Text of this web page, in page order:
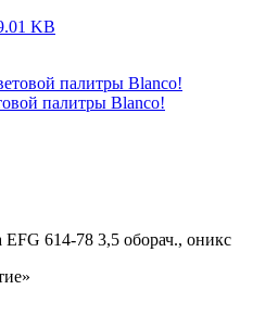
KB
палитры Blanco!
614-78 3,5 оборач., оникс